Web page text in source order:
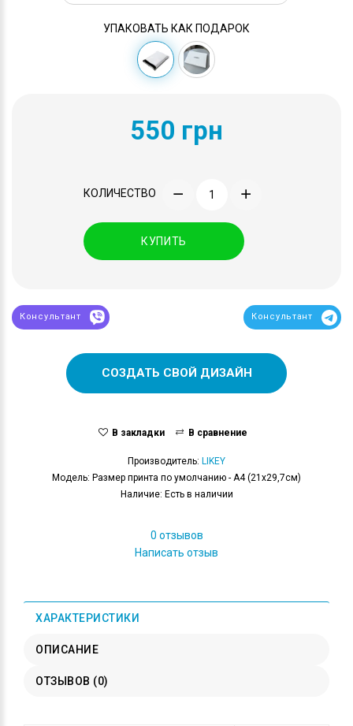
УПАКОВАТЬ КАК ПОДАРОК
550 грн
КОЛИЧЕСТВО
КУПИТЬ
Консультант Консультант
СОЗДАТЬ СВОЙ ДИЗАЙН
В закладки В сравнение
Производитель: LIKEY
Модель: Размер принта по умолчанию - А4 (21x29,7см)
Наличие: Есть в наличии
0 отзывов
Написать отзыв
ХАРАКТЕРИСТИКИ
ОПИСАНИЕ
ОТЗЫВОВ (0)